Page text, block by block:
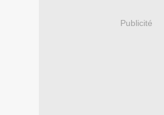
Publicité